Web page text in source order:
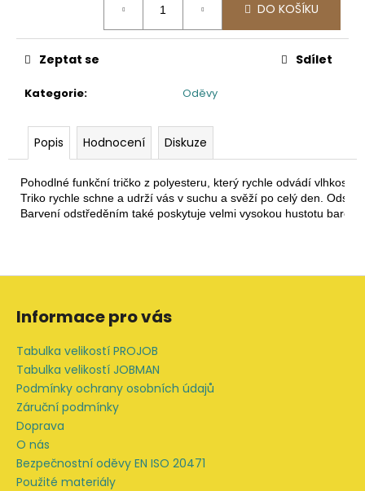
DO KOŠÍKU
Kategorie: Oděvy
Zeptat se Sdílet
Popis Hodnocení Diskuze
Pohodlné funkční tričko z polyesteru, který rychle odvádí vlhkost
Triko rychle schne a udrží vás v suchu a svěží po celý den.
Barvení odstředěním také poskytuje velmi vysokou hustotu
KALHOTY
DO
PASU,
NOHAVICE
057,85
Z
Informace pro vás
Tabulka velikostí PROJOB
Tabulka velikostí JOBMAN
Podmínky ochrany osobních údajů
Záruční podmínky
Doprava
O nás
Bezpečnostní oděvy EN ISO 20471
Použité materiály